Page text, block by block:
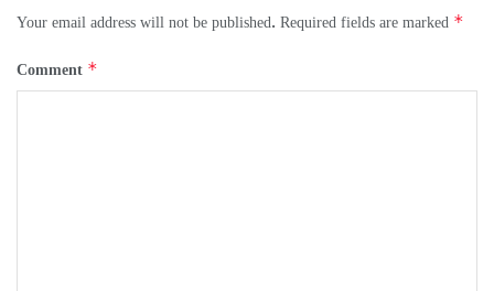
Your email address will not be published. Required fields are marked *
Comment *